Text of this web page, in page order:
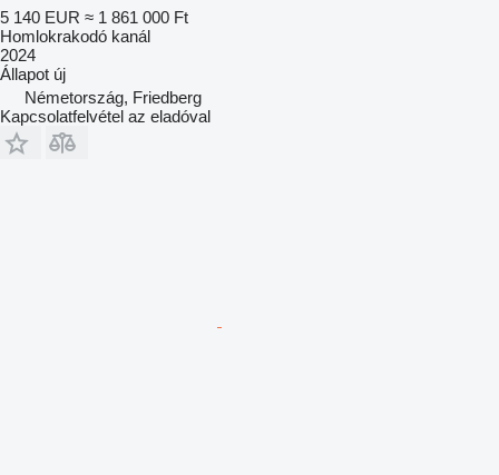
5 140 EUR ≈ 1 861 000 Ft
Homlokrakodó kanál
2024
Állapot új
Németország, Friedberg
Kapcsolatfelvétel az eladóval